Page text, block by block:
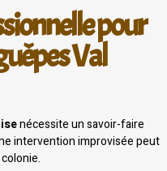
pour
Val
nécessite un savoir-faire
intervention improvisée peut